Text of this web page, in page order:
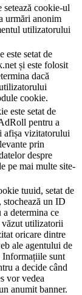
setează cookie-ul
urmări anonim
utilizatorului
este setat de
și este folosit
dacă
cookie.
este setat de
pentru a
afișa vizitatorului
prin
despre
pe mai multe site-
tuuid, setat de
un ID
a determina ce
văzut utilizatorii
oricare dintre
ale agentului de
Informațiile sunt
a decide când
vor vedea
anumit banner.